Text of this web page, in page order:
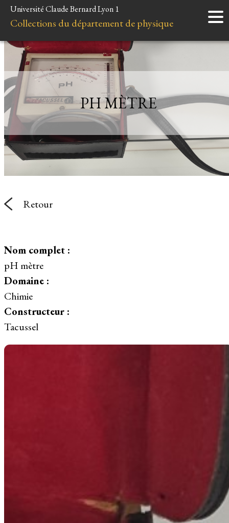
Accueil
Instruments
Minéraux
Liens et ressources
Université Claude Bernard Lyon 1
Collections du département de physique
PH MÈTRE
Retour
Nom complet :
pH mètre
Domaine :
Chimie
Constructeur :
Tacussel